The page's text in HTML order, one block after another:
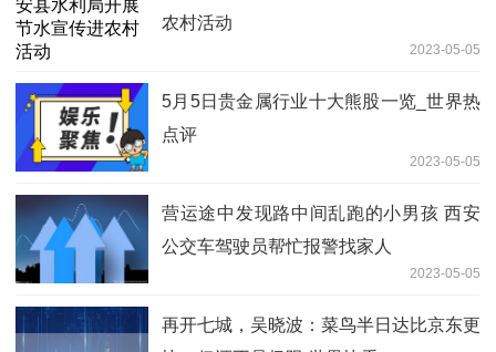
农村活动
2023-05-05
5月5日贵金属行业十大熊股一览_世界热
点评
2023-05-05
营运途中发现路中间乱跑的小男孩 西安
公交车驾驶员帮忙报警找家人
2023-05-05
再开七城，吴晓波：菜鸟半日达比京东更